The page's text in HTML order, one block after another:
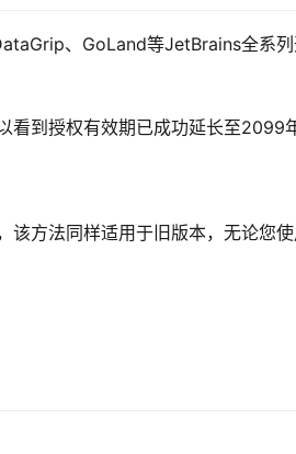
、GoLand等JetBrains全系
到授权有效期已成功延长至2099年
方法同样适用于旧版本，无论您